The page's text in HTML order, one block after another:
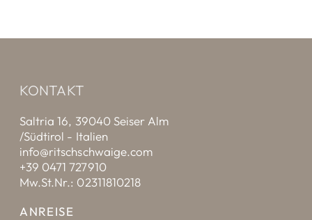
KONTAKT
Saltria 16, 39040 Seiser Alm
/Südtirol - Italien
info@ritschschwaige.com
+39 0471 727910
Mw.St.Nr.: 02311810218
ANREISE